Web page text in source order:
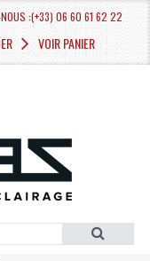
NOUS :(+33) 06 60 61 62 22
VOIR PANIER